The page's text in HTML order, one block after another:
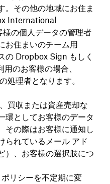
。その他の地域にお住ま
International
の個人データの管理者
お住まいのチーム用
の Dropbox Sign もしく
のお客様の場合、
処理者となります。
買収または資産売却な
環としてお客様のデータ
その際はお客様に通知し
られているメール アド
）、お客様の選択肢につ
リシーを不定期に変